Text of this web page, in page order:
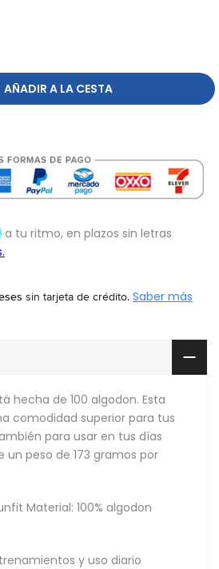
A LA CESTA
sin tarjeta de crédito. Saber más
hecha de 100 algodon. Esta
comodidad superior para tus
para usar en tus días
un peso de 173 gramos por
Material: 100% algodon
y uso diario